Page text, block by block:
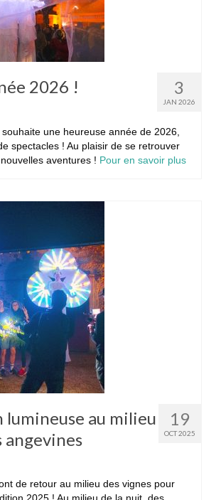
3
JAN 2026
2026 !
une heureuse année de 2026,
spectacles ! Au plaisir de se retrouver
aventures ! Pour en savoir plus
19
OCT 2025
au milieu
angevines
de retour au milieu des vignes pour